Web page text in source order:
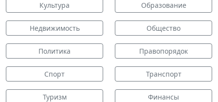
Культура Образование
Недвижимость Общество
Политика Правопорядок
Спорт Транспорт
Туризм Финансы